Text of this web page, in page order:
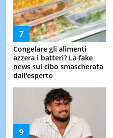
Congelare gli alimenti
azzera i batteri? La fake
news sul cibo smascherata
dall'esperto